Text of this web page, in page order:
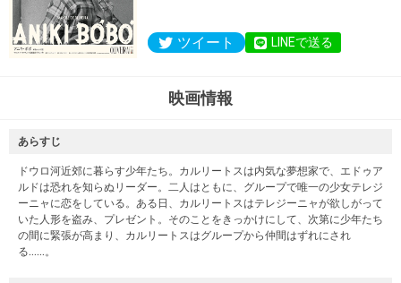
ツイート LINEで送る
映画情報
あらすじ
ドウロ河近郊に暮らす少年たち。カルリートスは内気な夢想家で、エドゥア
ルドは恐れを知らぬリーダー。二人はともに、グループで唯一の少女テレジ
ーニャに恋をしている。ある日、カルリートスはテレジーニャが欲しがって
いた人形を盗み、プレゼント。そのことをきっかけにして、次第に少年たち
の間に緊張が高まり、カルリートスはグループから仲間はずれにされ
る……。